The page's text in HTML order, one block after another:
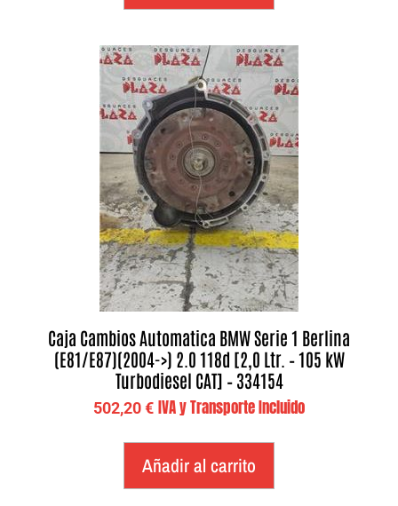
Caja Cambios Automatica BMW Serie 1 Berlina
(E81/E87)(2004->) 2.0 118d [2,0 Ltr. – 105 kW
Turbodiesel CAT] – 334154
502,20€ IVA y Transporte Incluido
Añadir al carrito